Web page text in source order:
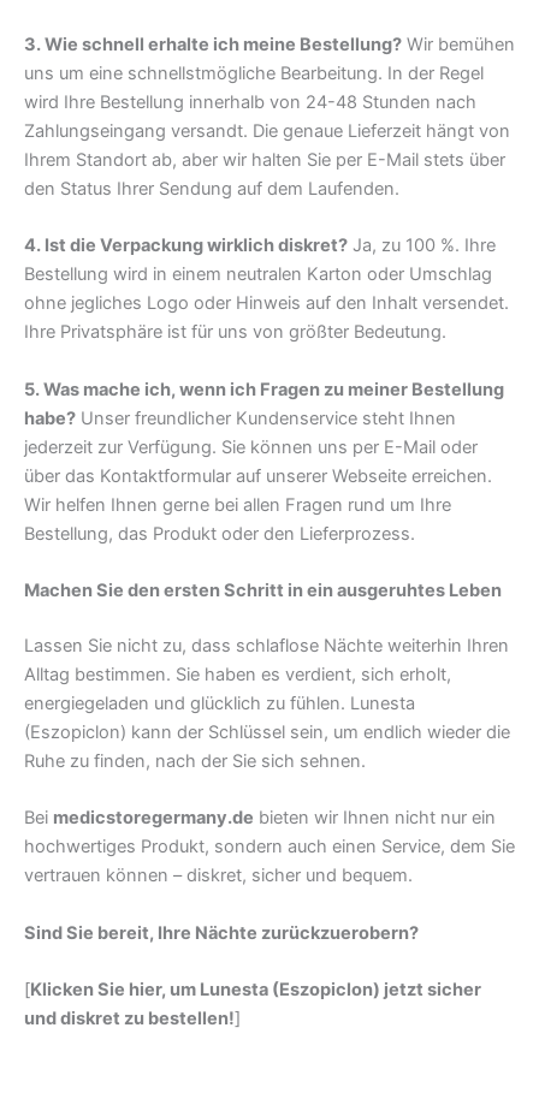
3. Wie schnell erhalte ich meine Bestellung? Wir bemühen
uns um eine schnellstmögliche Bearbeitung. In der Regel
wird Ihre Bestellung innerhalb von 24-48 Stunden nach
Zahlungseingang versandt. Die genaue Lieferzeit hängt von
Ihrem Standort ab, aber wir halten Sie per E-Mail stets über
den Status Ihrer Sendung auf dem Laufenden.
4. Ist die Verpackung wirklich diskret? Ja, zu 100 %. Ihre
Bestellung wird in einem neutralen Karton oder Umschlag
ohne jegliches Logo oder Hinweis auf den Inhalt versendet.
Ihre Privatsphäre ist für uns von größter Bedeutung.
5. Was mache ich, wenn ich Fragen zu meiner Bestellung
habe? Unser freundlicher Kundenservice steht Ihnen
jederzeit zur Verfügung. Sie können uns per E-Mail oder
über das Kontaktformular auf unserer Webseite erreichen.
Wir helfen Ihnen gerne bei allen Fragen rund um Ihre
Bestellung, das Produkt oder den Lieferprozess.
Machen Sie den ersten Schritt in ein ausgeruhtes Leben
Lassen Sie nicht zu, dass schlaflose Nächte weiterhin Ihren
Alltag bestimmen. Sie haben es verdient, sich erholt,
energiegeladen und glücklich zu fühlen. Lunesta
(Eszopiclon) kann der Schlüssel sein, um endlich wieder die
Ruhe zu finden, nach der Sie sich sehnen.
Bei medicstoregermany.de bieten wir Ihnen nicht nur ein
hochwertiges Produkt, sondern auch einen Service, dem Sie
vertrauen können – diskret, sicher und bequem.
Sind Sie bereit, Ihre Nächte zurückzuerobern?
[Klicken Sie hier, um Lunesta (Eszopiclon) jetzt sicher
und diskret zu bestellen!]